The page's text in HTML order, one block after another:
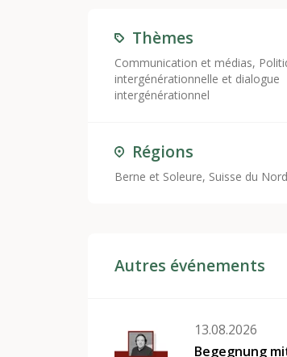
Thèmes
Communication et médias,
intergénérationnelle et dialogue
intergénérationnel
Régions
Berne et Soleure, Suisse du
Autres événements
13.08.2026
Begegnung